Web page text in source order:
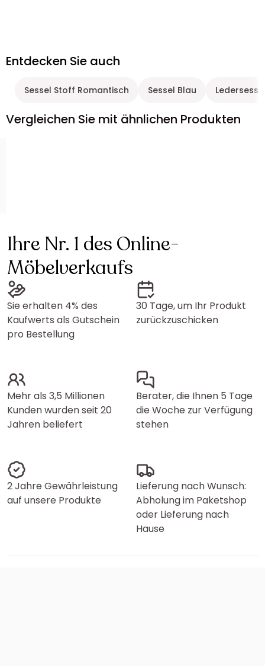
Entdecken Sie auch
Sessel Stoff Romantisch Sessel Blau
Vergleichen Sie mit ähnlichen Produkten
Ihre Nr. 1 des Online-
Möbelverkaufs
Sie erhalten 4% des
Kaufwerts als Gutschein
pro Bestellung
30 Tage, um Ihr Produkt
zurückzuschicken
Mehr als 3,5 Millionen
Kunden wurden seit 20
Jahren beliefert
Berater, die Ihnen 5 Tage
die Woche zur Verfügung
stehen
2 Jahre Gewährleistung
auf unsere Produkte
Lieferung nach Wunsch:
Abholung im Paketshop
oder Lieferung nach
Hause